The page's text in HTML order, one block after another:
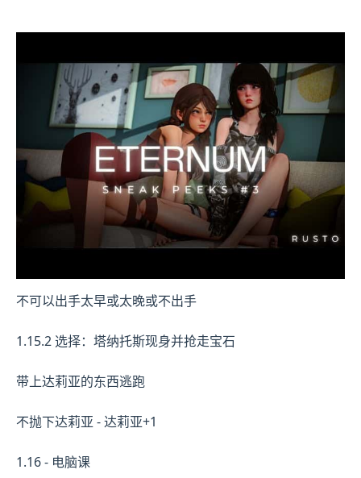
不可以出手太早或太晚或不出手
1.15.2 选择：塔纳托斯现身并抢走宝石
带上达莉亚的东西逃跑
不抛下达莉亚 - 达莉亚+1
1.16 - 电脑课